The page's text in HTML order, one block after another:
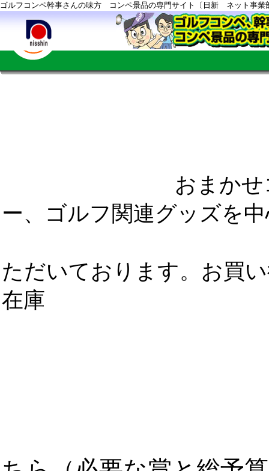
ゴルフコンペ幹事さんの味方 コンペ景品の専門サイト〔日新 ネット事業
おまかせコー
ー、 ゴルフ関連グッズを
ただいております。お買
在庫